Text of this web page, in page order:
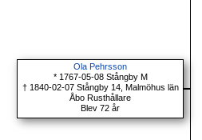
Ola Pehrsson
* 1767-05-08 Stångby M
† 1840-02-07 Stångby 14, Malmöhus län
Åbo Rusthållare
Blev 72 år